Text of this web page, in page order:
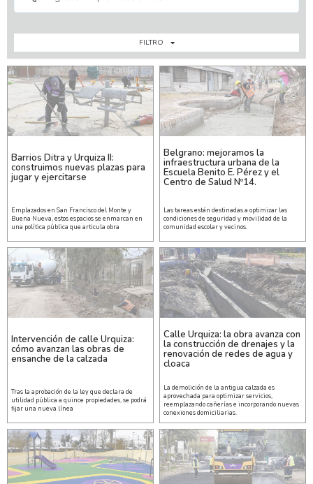
FILTRO
Barrios Ditra y Urquiza II:
construimos nuevas plazas para
jugar y ejercitarse
Emplazados en San Francisco del Monte y
Buena Nueva, estos espacios se enmarcan en
una política pública que articula obra
Belgrano: mejoramos la
infraestructura urbana de la
Escuela Benito E. Pérez y el
Centro de Salud Nº14.
Las tareas están destinadas a optimizar las
condiciones de seguridad y movilidad de la
comunidad escolar y vecinos.
Intervención de calle Urquiza:
cómo avanzan las obras de
ensanche de la calzada
Tras la aprobación de la ley que declara de
utilidad pública a quince propiedades, se podrá
fijar una nueva línea
Calle Urquiza: la obra avanza con
la construcción de drenajes y la
renovación de redes de agua y
cloaca
La demolición de la antigua calzada es
aprovechada para optimizar servicios,
reemplazando cañerías e incorporando nuevas
conexiones domiciliarias.